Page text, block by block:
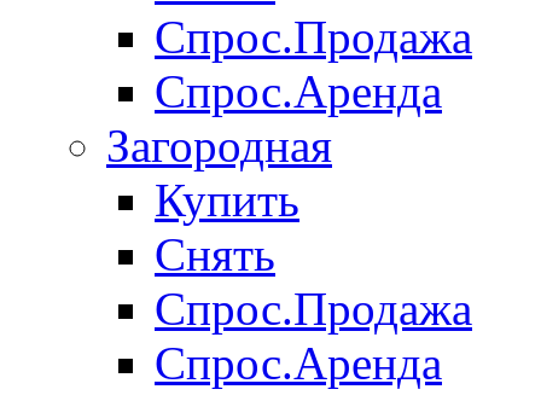
Спрос.Продажа
Спрос.Аренда
Загородная
Купить
Снять
Спрос.Продажа
Спрос.Аренда